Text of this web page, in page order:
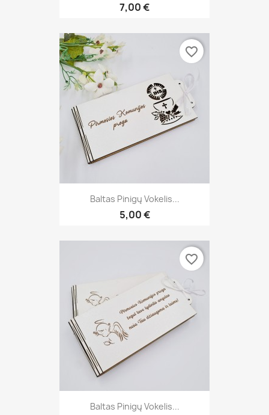
7,00 €
Baltas Pinigų Vokelis...
5,00 €
favorite_border
Baltas Pinigų Vokelis...
favorite_border